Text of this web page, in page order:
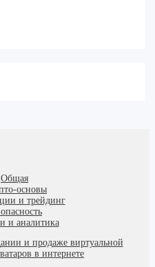
Общая
основы
и трейдинг
и аналитика
и продаже виртуальной
в интернете